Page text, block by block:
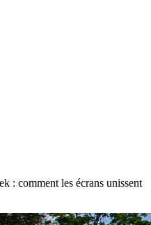
: comment les écrans unissent